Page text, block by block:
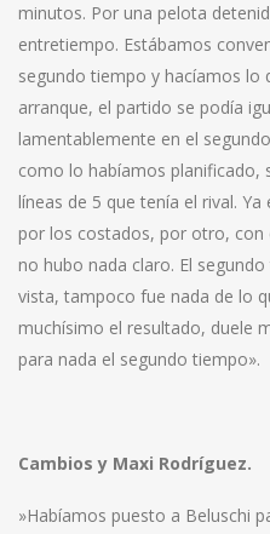
minutos. Por una pelota
entretiempo. Estábamos
segundo tiempo y hacíamos lo
arranque, el partido se podía
lamentablemente en el
como lo habíamos planificado,
líneas de 5 que tenía el rival.
por los costados, por otro,
no hubo nada claro. El
vista, tampoco fue nada de lo
muchísimo el resultado, duele
para nada el segundo tiempo».
Cambios y Maxi Rodríguez.
»Habíamos puesto a Beluschi